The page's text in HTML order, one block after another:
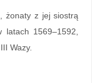
żonaty z jej siostrą
1569–1592,
Wazy.